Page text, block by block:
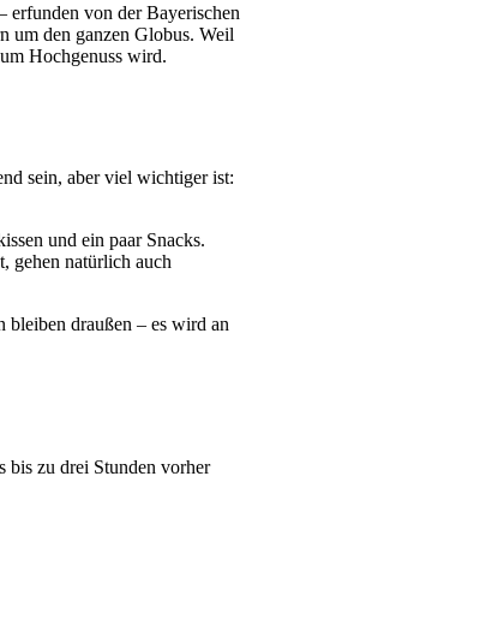
erfunden von der Bayerischen
um den ganzen Globus. Weil
Hochgenuss wird.
sein, aber viel wichtiger ist:
und ein paar Snacks.
gehen natürlich auch
bleiben draußen – es wird an
bis zu drei Stunden vorher